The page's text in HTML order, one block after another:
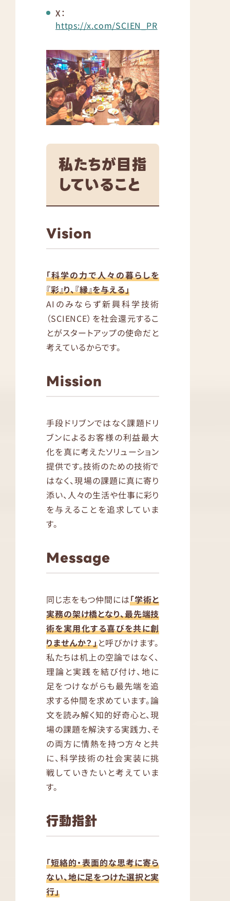
X：
https://x.com/SCIEN_PR
私たちが目指
していること
Vision
「科学の力で人々の暮らしを
『彩』り、『縁』を与える」
AIのみならず新興科学技術
（SCIENCE）を社会還元するこ
とがスタートアップの使命だと
考えているからです。
Mission
手段ドリブンではなく課題ドリ
ブンによるお客様の利益最大
化を真に考えたソリューション
提供です。技術のための技術で
はなく、現場の課題に真に寄り
添い、人々の生活や仕事に彩り
を与えることを追求していま
す。
Message
同じ志をもつ仲間には「学術と
実務の架け橋となり、最先端技
術を実用化する喜びを共に創
りませんか？」と呼びかけます。
私たちは机上の空論ではなく、
理論と実践を結び付け、地に
足をつけながらも最先端を追
求する仲間を求めています。論
文を読み解く知的好奇心と、現
場の課題を解決する実践力、そ
の両方に情熱を持つ方々と共
に、科学技術の社会実装に挑
戦していきたいと考えていま
す。
行動指針
「短絡的・表面的な思考に寄ら
ない、地に足をつけた選択と実
行」